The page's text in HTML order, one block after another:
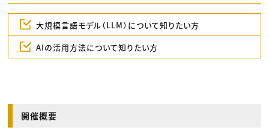
大規模言語モデル（LLM）について知りたい方
AIの活用方法について知りたい方
開催概要